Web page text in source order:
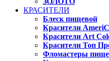
КРАСИТЕЛИ
Блеск пищевой
Красители
Красители Art
Красители Топ
Фломастеры